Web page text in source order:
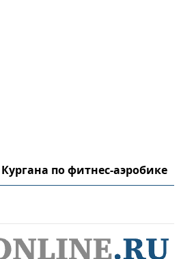
по фитнес-аэробике